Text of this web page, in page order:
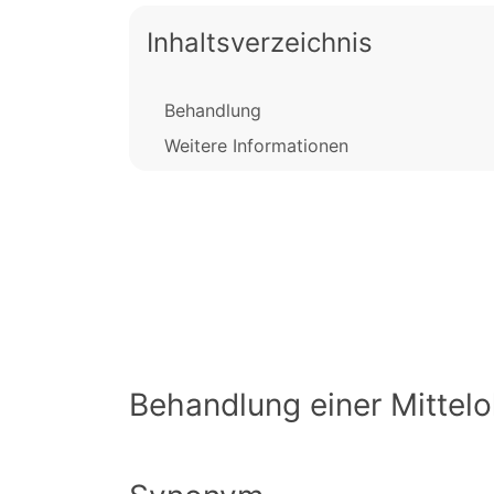
Inhaltsverzeichnis
Behandlung
Weitere Informationen
Behandlung einer